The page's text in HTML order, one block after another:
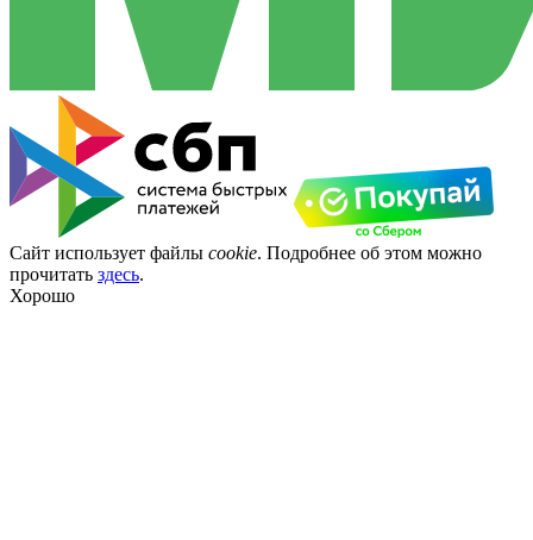
Сайт использует файлы cookie. Подробнее об этом можно
прочитать здесь.
Хорошо